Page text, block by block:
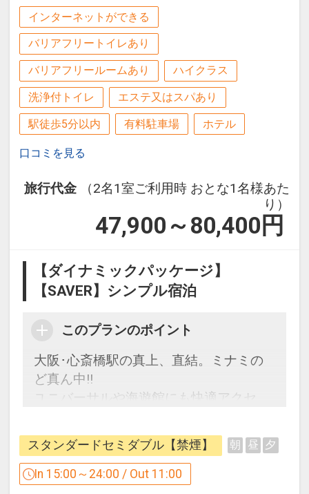
インターネットができる
バリアフリートイレあり
バリアフリールームあり ハイクラス
洗浄付トイレ エステ又はスパあり
駅徒歩5分以内 有料駐車場 ホテル
口コミを見る
旅行代金
（2名1室ご利用時 おとな1名様あた
り）
47,900～80,400 円
【ダイナミックパッケージ】
【SAVER】シンプル宿泊
このプランのポイント
大阪･心斎橋駅の真上、直結。ミナミの
ど真ん中!!
ユニバーサルや海遊館にも快適アクセ
ビジネス街本町エリアも徒歩圏内。
どこに行くにも便利なロケーション!!
◎大阪メトロ御堂筋線・長堀鶴見緑地線
スタンダードセミダブル【禁煙】 朝 昼 夕
In 15:00～24:00 / Out 11:00